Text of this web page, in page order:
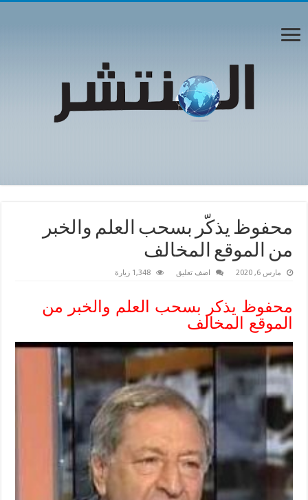
محفوظ يذكّر بسحب العلم والخبر
من الموقع المخالف
مارس 6, 2020 اضف تعليق 1,348 زيارة
محفوظ يذكر بسحب العلم والخبر من
الموقع المخالف